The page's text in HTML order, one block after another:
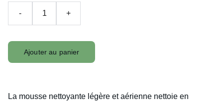
- +
Ajouter au panier
La mousse nettoyante légère et aérienne nettoie en